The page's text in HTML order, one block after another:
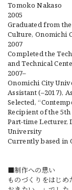
Tomoko Nakaso
2005
Graduated from
Culture, Onomichi
2007
Completed the
and Technical
2007–
Onomichi City
Assistant (–2017),
Selected,
Recipient of the
Part-time Lecturer,
University
Currently based in
■制作への思い
ものづくりをはじ